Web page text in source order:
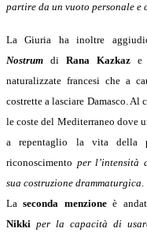
partire da un vuoto personale e
La Giuria ha inoltre
Nostrum di Rana Kazkaz e
naturalizzate francesi che a
costrette a lasciare Damasco.
le coste del Mediterraneo dove
a repentaglio la vita della
riconoscimento per l’intensità
sua costruzione drammaturgica.
Laseconda menzioneè
Nikki per la capacità di